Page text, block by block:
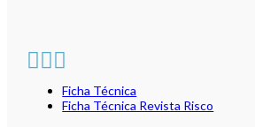
Ficha Técnica
Ficha Técnica Revista Risco